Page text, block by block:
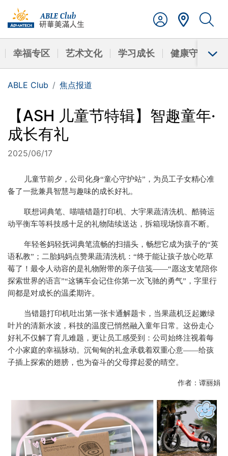
幸福专区 艺术文化 学习成长 健康守护
ABLE Club 焦点报道
【ASH 儿童节特辑】智趣童年·
成长有礼
2025/06/17
儿童节前夕，公司化身“童心守护站”，为员工子女精心准
备了一批兼具智慧与趣味的成长好礼。
联想词典笔、喵喵错题打印机、大宇果蔬清洗机、酷骑运
动平衡车等科技感十足的礼物陆续送达，拆箱现场惊喜不断。
年轻爸妈轻抚词典笔流畅的扫描头，畅想它成为孩子的“英
语私教”；二胎妈妈点赞果蔬清洗机：“终于能让孩子放心吃草
莓了！最令人动容的是礼物附带的亲子信笺——“愿这支笔陪你
探索世界的语言”“这辆车会记住你第一次飞驰的勇气”，字里行
间都是对成长的温柔期许。
当错题打印机吐出第一张卡通解题卡，当果蔬机泛起嫩绿
叶片的清新水波，科技的温度已悄然融入童年日常。这份走心
好礼不仅解了育儿难题，更让员工感受到：公司始终注视着每
个小家庭的幸福脉动。沉甸甸的礼盒承载着双重心意——给孩
子插上探索的翅膀，也为奋斗的父母撑起爱的晴空。
作者：谭丽娟